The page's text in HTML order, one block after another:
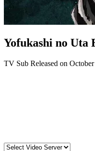
Yofukashi no Uta
TV Sub Released on